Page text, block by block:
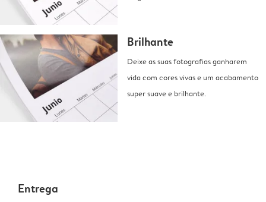
Brilhante
Deixe as suas fotografias ganharem
vida com cores vivas e um acabamento
super suave e brilhante.
Entrega